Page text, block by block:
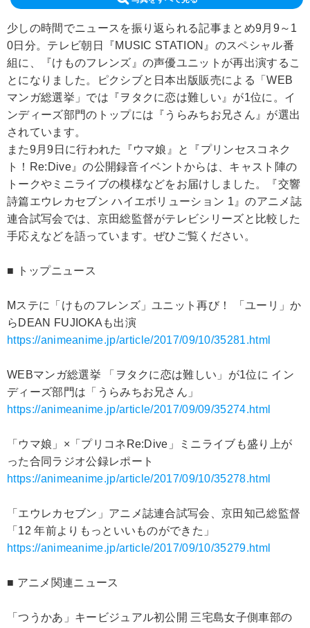
少しの時間でニュースを振り返られる記事まとめ9月9～1
0日分。テレビ朝日『MUSIC STATION』のスペシャル番
組に、『けものフレンズ』の声優ユニットが再出演するこ
とになりました。ピクシブと日本出版販売による「WEB
マンガ総選挙」では『ヲタクに恋は難しい』が1位に。イ
ンディーズ部門のトップには『うらみちお兄さん』が選出
されています。
また9月9日に行われた『ウマ娘』と『プリンセスコネク
ト！Re:Dive』の公開録音イベントからは、キャスト陣の
トークやミニライブの模様などをお届けしました。『交響
詩篇エウレカセブン ハイエボリューション 1』のアニメ誌
連合試写会では、京田総監督がテレビシリーズと比較した
手応えなどを語っています。ぜひご覧ください。
■ トップニュース
Mステに「けものフレンズ」ユニット再び！ 「ユーリ」か
らDEAN FUJIOKAも出演
https://animeanime.jp/article/2017/09/10/35281.html
WEBマンガ総選挙 「ヲタクに恋は難しい」が1位に イン
ディーズ部門は「うらみちお兄さん」
https://animeanime.jp/article/2017/09/09/35274.html
「ウマ娘」×「プリコネRe:Dive」ミニライブも盛り上が
った合同ラジオ公録レポート
https://animeanime.jp/article/2017/09/10/35278.html
「エウレカセブン」アニメ誌連合試写会、京田知己総監督
「12 年前よりもっといいものができた」
https://animeanime.jp/article/2017/09/10/35279.html
■ アニメ関連ニュース
「つうかあ」キービジュアル初公開 三宅島女子側車部の